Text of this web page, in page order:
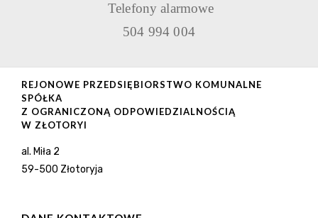
Telefony alarmowe
504 994 004
REJONOWE PRZEDSIĘBIORSTWO KOMUNALNE
SPÓŁKA
Z OGRANICZONĄ ODPOWIEDZIALNOŚCIĄ
W ZŁOTORYI
al. Miła 2
59-500 Złotoryja